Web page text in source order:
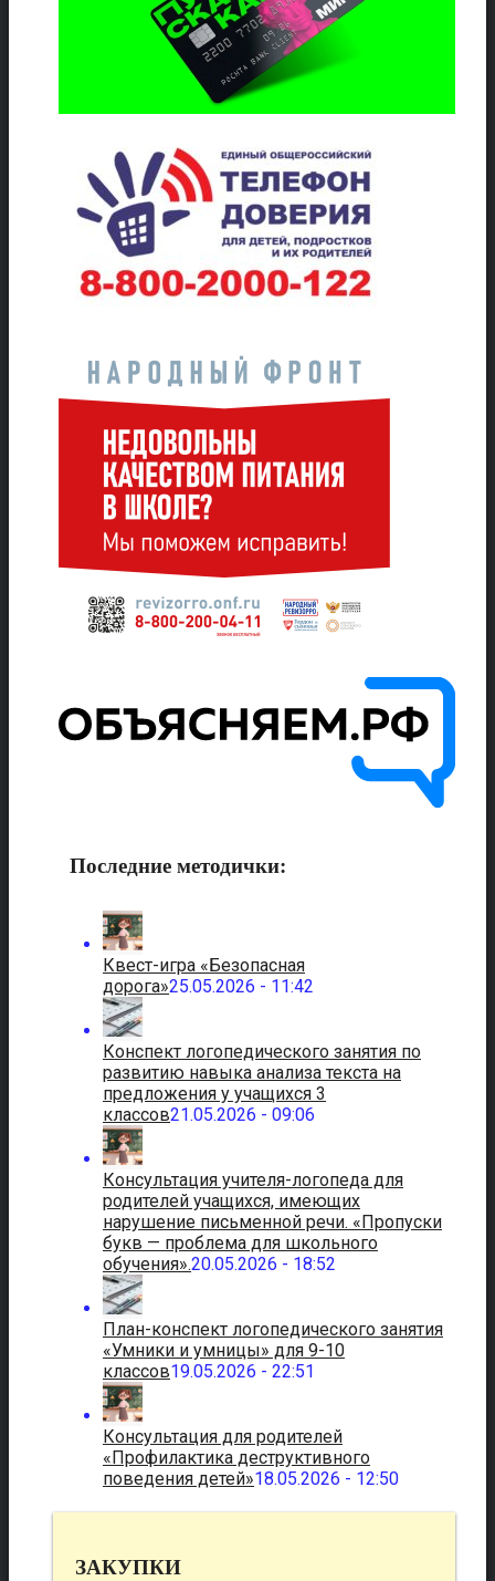
Последние методички:
Квест-игра «Безопасная
дорога»25.05.2026 - 11:42
Конспект логопедического занятия по
развитию навыка анализа текста на
предложения у учащихся 3
классов21.05.2026 - 09:06
Консультация учителя-логопеда для
родителей учащихся, имеющих
нарушение письменной речи. «Пропуски
букв — проблема для школьного
обучения».20.05.2026 - 18:52
План-конспект логопедического занятия
«Умники и умницы» для 9-10
классов19.05.2026 - 22:51
Консультация для родителей
«Профилактика деструктивного
поведения детей»18.05.2026 - 12:50
ЗАКУПКИ